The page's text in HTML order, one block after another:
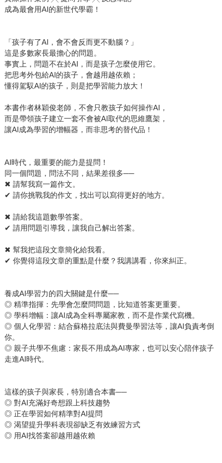
成為最會用AI的新世代學霸！
「孩子有了AI，會不會反而更不動腦？」
這是多數家長最擔心的問題。
事實上，問題不在於AI，而是孩子怎麼使用它。
把思考外包給AI的孩子，會越用越依賴；
懂得駕馭AI的孩子，則是把學習能力放大！
本書作者林穎俊老師，不會只教孩子如何操作AI，
而是帶領孩子建立一套不會被AI取代的思維鷹架，
讓AI成為學習的增幅器，而非思考的替代品！
AI時代，最重要的能力是提問！
同一個問題，問法不同，結果差很多──
✖︎ 請幫我寫一篇作文。
✔︎ 請你挑戰我的作文，找出可以寫得更好的地方。
✖︎ 請給我這題數學答案。
✔︎ 請用問題引導我，讓我自己解出答案。
✖︎ 幫我把這段文章簡化給我看。
✔︎ 你覺得這段文章的重點是什麼？我講講看，你來糾正。
養成AI學習力的四大關鍵是什麼──
◎ 精準指揮：先學會怎麼問問題，比知道答案更重要。
◎ 學科增幅：讓AI成為全科專屬家教，而不是作業代寫機。
◎ 個人化學習：結合蘇格拉底法與費曼學習法等，讓AI負責考倒
你。
◎ 親子共學不焦慮：家長不用成為AI專家，也可以安心陪伴孩子
走進AI時代。
這樣的孩子與家長，特別適合本書──
◎ 對AI充滿好奇想跟上科技趨勢
◎ 正在學習如何精準對AI提問
◎ 渴望提升學科表現卻缺乏有效練習方式
◎ 用AI找答案卻越用越依賴